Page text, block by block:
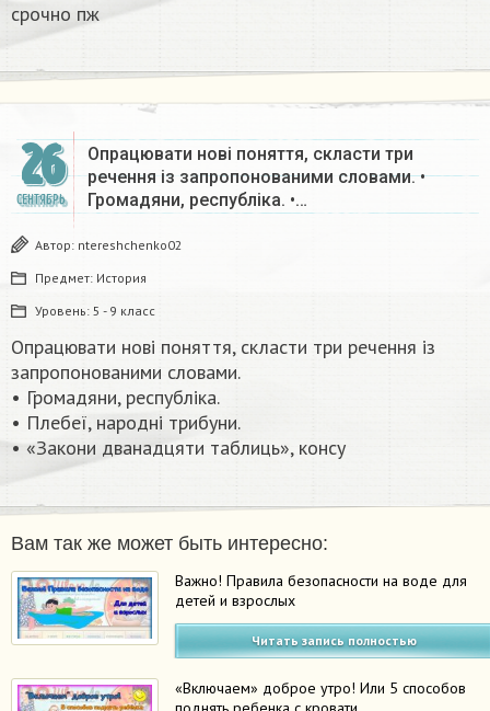
срочно пж
26
СЕНТЯБРЬ
Опрацювати нові поняття, скласти три
речення із запропонованими словами. •
Громадяни, республіка. •…
Автор: ntereshchenko02
Предмет: История
Уровень: 5 - 9 класс
Опрацювати нові поняття, скласти три речення із
запропонованими словами.
• Громадяни, республіка.
• Плебеї, народні трибуни.
• «Закони дванадцяти таблиць», консу​
Вам так же может быть интересно:
Важно! Правила безопасности на воде для
детей и взрослых
Читать запись полностью
«Включаем» доброе утро! Или 5 способов